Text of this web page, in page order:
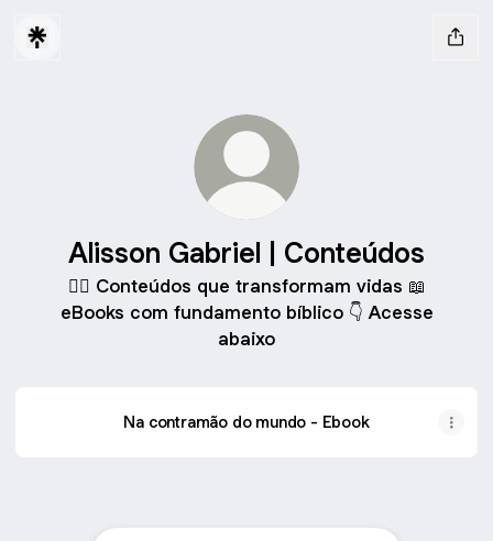
Alisson Gabriel | Conteúdos
✍🏼 Conteúdos que transformam vidas 📖
eBooks com fundamento bíblico 👇 Acesse
abaixo
Na contramão do mundo - Ebook